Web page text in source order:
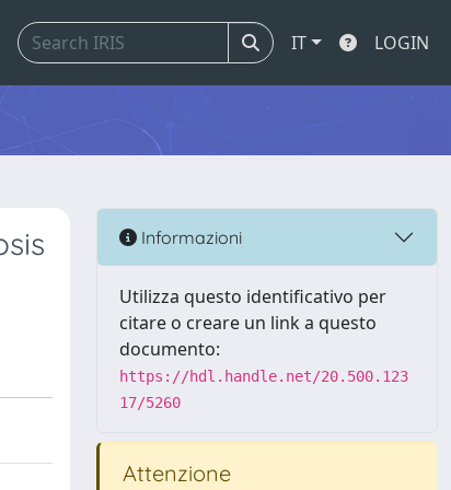
IT LOGIN
Informazioni
Utilizza questo identificativo per
citare o creare un link a questo
documento:
https://hdl.handle.net/20.500.123
17/5260
Attenzione